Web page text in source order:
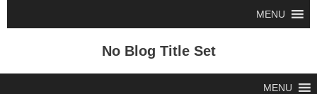
al
MENU
No Blog Title Set
MENU